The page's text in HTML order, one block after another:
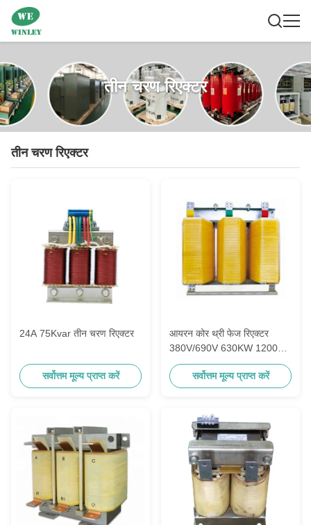
तीन चरण रिएक्टर
तीन चरण रिएक्टर
24A 75Kvar तीन चरण रिएक्टर
सर्वोत्तम मूल्य प्राप्त करें
आयरन कोर थ्री फेज रिएक्टर
380V/690V 630KW 1200A
0.01mH क्लास H
सर्वोत्तम मूल्य प्राप्त करें